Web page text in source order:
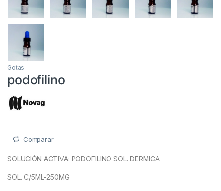
Gotas
podofilino
Comparar
SOLUCIÓN ACTIVA: PODOFILINO SOL. DERMICA
SOL. C/5ML-250MG